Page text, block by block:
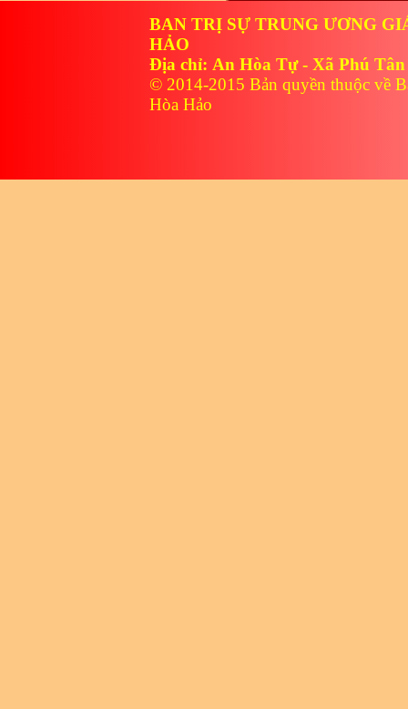
BAN TRỊ SỰ TRUNG ƯƠNG
HẢO
Địa chỉ: An Hòa Tự - Xã Phú
© 2014-2015 Bản quyền thuộc về
Hòa Hảo